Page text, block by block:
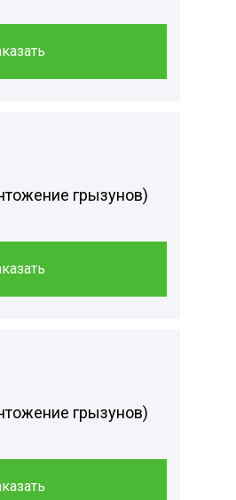
грызунов)
грызунов)